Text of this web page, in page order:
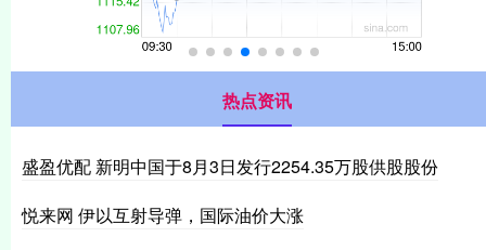
热点资讯
盛盈优配 新明中国于8月3日发行2254.35万股供股股份
悦来网 伊以互射导弹，国际油价大涨